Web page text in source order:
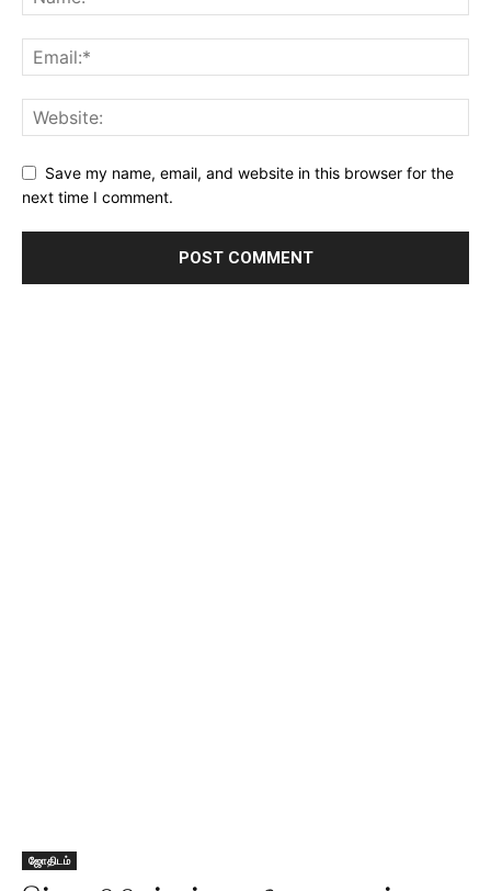
Save my name, email, and website in this browser for the
next time I comment.
ஜோதிடம்